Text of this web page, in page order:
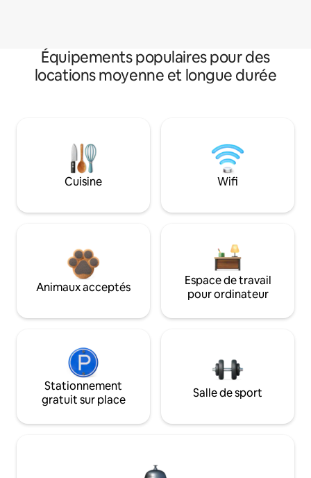
Équipements populaires pour des
locations moyenne et longue durée
Cuisine Wifi
Animaux acceptés
Espace de travail
pour ordinateur
Stationnement
gratuit sur place
Salle de sport